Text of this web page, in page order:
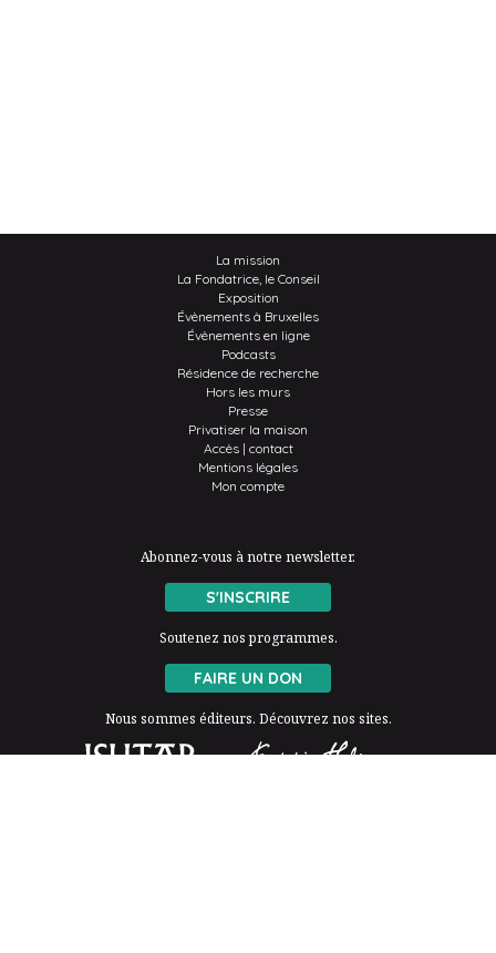
La mission
La Fondatrice, le Conseil
Exposition
Évènements à Bruxelles
Évènements en ligne
Podcasts
Résidence de recherche
Hors les murs
Presse
Privatiser la maison
Accès | contact
Mentions légales
Mon compte
Abonnez-vous à notre newsletter.
S'INSCRIRE
Soutenez nos programmes.
FAIRE UN DON
Nous sommes éditeurs. Découvrez nos sites.